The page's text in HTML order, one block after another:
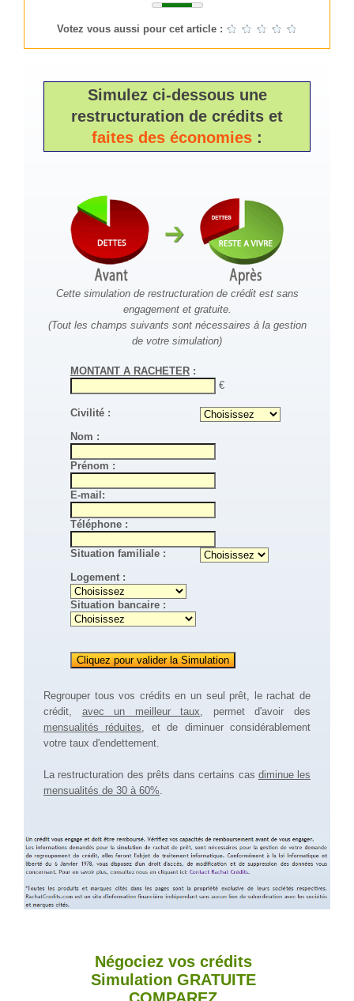
Votez vous aussi pour cet article :
Simulez ci-dessous une
restructuration de crédits et
faites des économies :
Cette simulation de restructuration de crédit est sans
engagement et gratuite.
(Tout les champs suivants sont nécessaires à la gestion
de votre simulation)
MONTANT A RACHETER:
€
Civilité :
Nom :
Prénom :
E-mail:
Téléphone :
Situation familiale :
Logement :
Situation bancaire :
Regrouper tous vos crédits en un seul prêt, le rachat de
crédit, avec un meilleur taux , permet d'avoir des
mensualités réduites , et de diminuer considérablement
votre taux d'endettement.
La restructuration des prêts dans certains cas diminue les
mensualités de 30 à 60%
Négociez vos crédits
Simulation GRATUITE
COMPAREZ